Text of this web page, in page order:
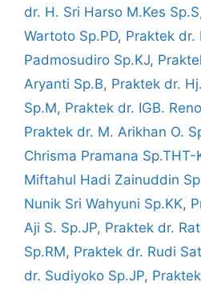
dr. H. Sri Harso M.Kes Sp.S
Wartoto Sp.PD, Praktek dr.
Padmosudiro Sp.KJ,
Aryanti Sp.B, Praktek dr.
Sp.M, Praktek dr. IGB.
Praktek dr. M. Arikhan O.
Chrisma Pramana Sp.THT-
Miftahul Hadi Zainuddin
Nunik Sri Wahyuni Sp.KK,
Aji S. Sp.JP, Praktek dr.
Sp.RM, Praktek dr. Rudi
dr. Sudiyoko Sp.JP,